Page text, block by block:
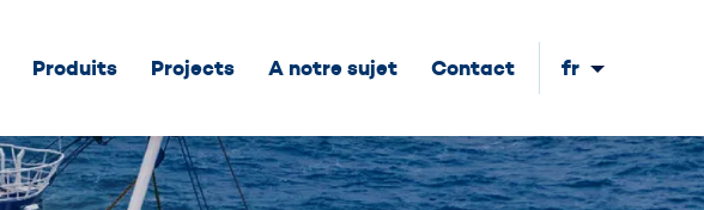
fr
Produits Projects A notre sujet Contact